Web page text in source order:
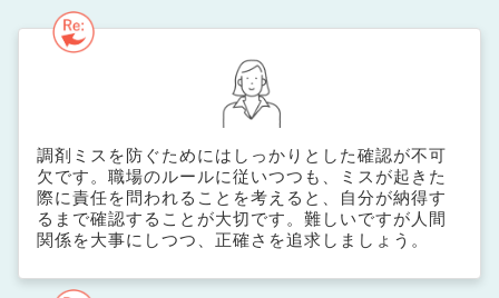
調剤ミスを防ぐためにはしっかりとした確認が不可
欠です。職場のルールに従いつつも、ミスが起きた
際に責任を問われることを考えると、自分が納得す
るまで確認することが大切です。難しいですが人間
関係を大事にしつつ、正確さを追求しましょう。